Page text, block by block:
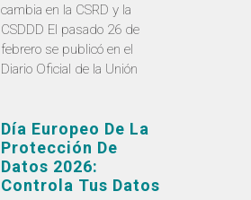
cambia en la CSRD y la
CSDDD El pasado 26 de
febrero se publicó en el
Diario Oficial de la Unión
Día Europeo De La
Protección De
Datos 2026:
Controla Tus Datos